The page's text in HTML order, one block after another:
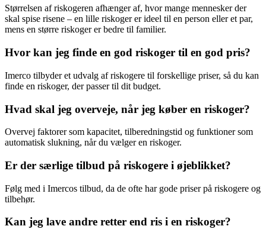
Størrelsen af riskogeren afhænger af, hvor mange mennesker der
skal spise risene – en lille riskoger er ideel til en person eller et par,
mens en større riskoger er bedre til familier.
Hvor kan jeg finde en god riskoger til en god pris?
Imerco tilbyder et udvalg af riskogere til forskellige priser, så du kan
finde en riskoger, der passer til dit budget.
Hvad skal jeg overveje, når jeg køber en riskoger?
Overvej faktorer som kapacitet, tilberedningstid og funktioner som
automatisk slukning, når du vælger en riskoger.
Er der særlige tilbud på riskogere i øjeblikket?
Følg med i Imercos tilbud, da de ofte har gode priser på riskogere og
tilbehør.
Kan jeg lave andre retter end ris i en riskoger?